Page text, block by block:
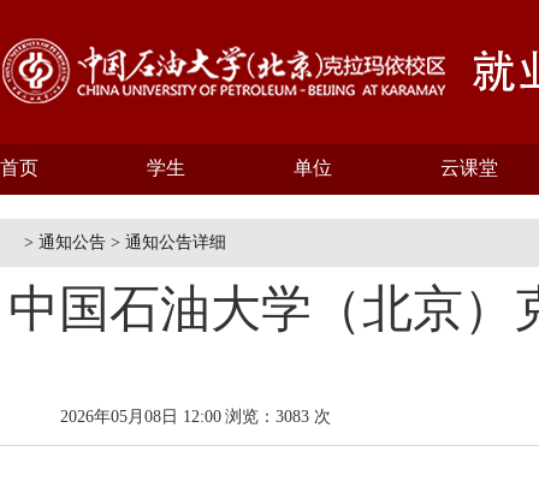
首页 学生 单位 云课堂
> 通知公告 > 通知公告详细
中国石油大学（北京）
2026年05月08日 12:00 浏览：3083 次